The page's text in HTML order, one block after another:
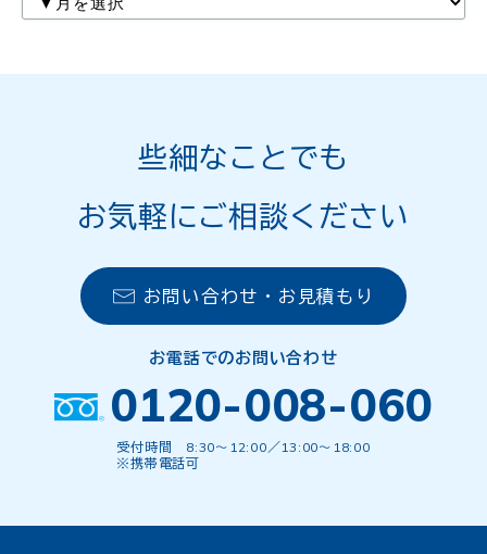
些細なことでも
お気軽にご相談ください
お問い合わせ・お見積もり
お電話でのお問い合わせ
0120-008-060
受付時間 8:30〜12:00／13:00〜18:00
※携帯電話可